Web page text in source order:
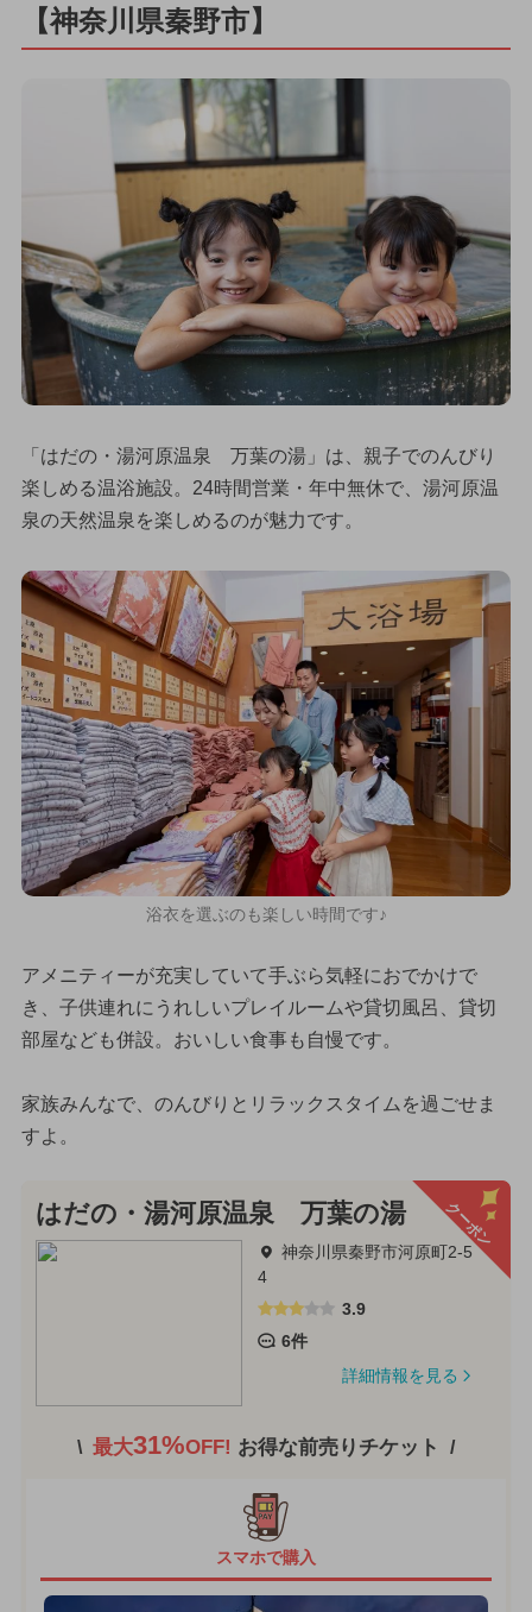
【神奈川県秦野市】
「はだの・湯河原温泉 万葉の湯」は、親子でのんびり
楽しめる温浴施設。24時間営業・年中無休で、湯河原温
泉の天然温泉を楽しめるのが魅力です。
浴衣を選ぶのも楽しい時間です♪
アメニティーが充実していて手ぶら気軽におでかけで
き、子供連れにうれしいプレイルームや貸切風呂、貸切
部屋なども併設。おいしい食事も自慢です。
家族みんなで、のんびりとリラックスタイムを過ごせま
すよ。
クーポン
はだの・湯河原温泉 万葉の湯
神奈川県秦野市河原町2-5
4
3.9
6件
詳細情報を見る
最大31%OFF! お得な前売りチケット
スマホで購入